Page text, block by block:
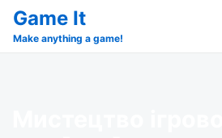
SkipSearch
for:
Game It
Make anything a game!